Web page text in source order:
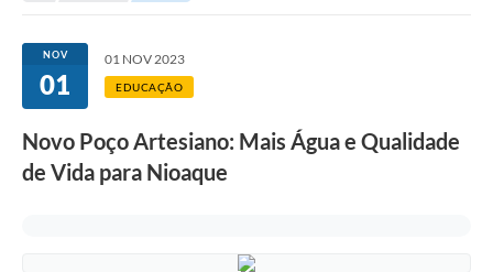
NOV
01
01 NOV 2023
EDUCAÇÃO
Novo Poço Artesiano: Mais Água e Qualidade
de Vida para Nioaque